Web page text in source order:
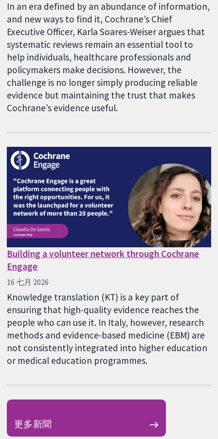
In an era defined by an abundance of information,
and new ways to find it, Cochrane’s Chief
Executive Officer, Karla Soares-Weiser argues that
systematic reviews remain an essential tool to
help individuals, healthcare professionals and
policymakers make decisions. However, the
challenge is no longer simply producing reliable
evidence but maintaining the trust that makes
Cochrane’s evidence useful.
Building a volunteer network through Cochrane
Engage
16 七月 2026
Knowledge translation (KT) is a key part of
ensuring that high-quality evidence reaches the
people who can use it. In Italy, however, research
methods and evidence-based medicine (EBM) are
not consistently integrated into higher education
or medical education programmes.
更多新聞